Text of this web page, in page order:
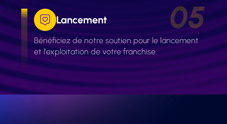
Lancement
Bénéficiez de notre soutien pour le lancement
et l'exploitation de votre franchise.